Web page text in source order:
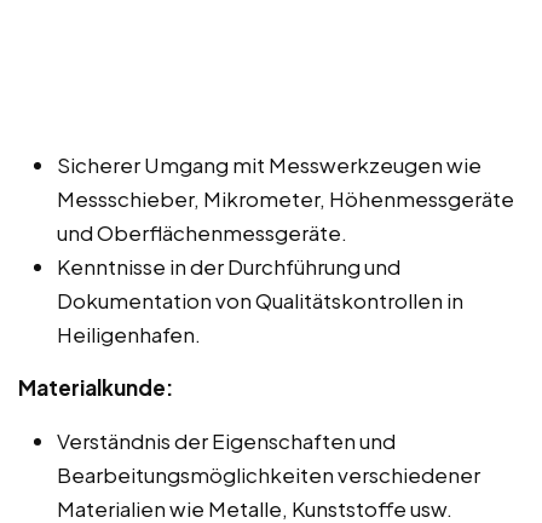
Sicherer Umgang mit Messwerkzeugen wie
Messschieber, Mikrometer, Höhenmessgeräte
und Oberflächenmessgeräte.
Kenntnisse in der Durchführung und
Dokumentation von Qualitätskontrollen in
Heiligenhafen.
Materialkunde:
Verständnis der Eigenschaften und
Bearbeitungsmöglichkeiten verschiedener
Materialien wie Metalle, Kunststoffe usw.